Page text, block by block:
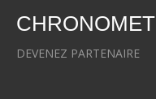
DEVENEZ PARTENAIRE